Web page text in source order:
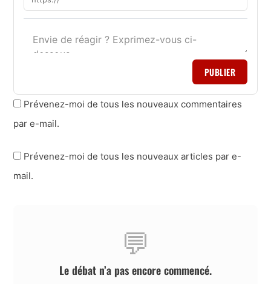
PUBLIER
Prévenez-moi de tous les nouveaux commentaires
par e-mail.
Prévenez-moi de tous les nouveaux articles par e-
mail.
💬
Le débat n’a pas encore commencé.